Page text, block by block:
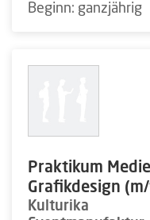
Beginn: ganzjährig
Praktikum
Grafikdesign
Kulturika